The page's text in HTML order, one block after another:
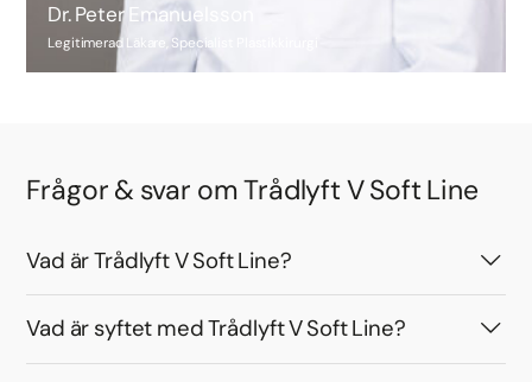
Dr. Peter Emanuelsson
Legitimerad Läkare, Specialist Plastikkirurgi
Frågor & svar om Trådlyft V Soft Line
Vad är Trådlyft V Soft Line?
Vad är syftet med Trådlyft V Soft Line?